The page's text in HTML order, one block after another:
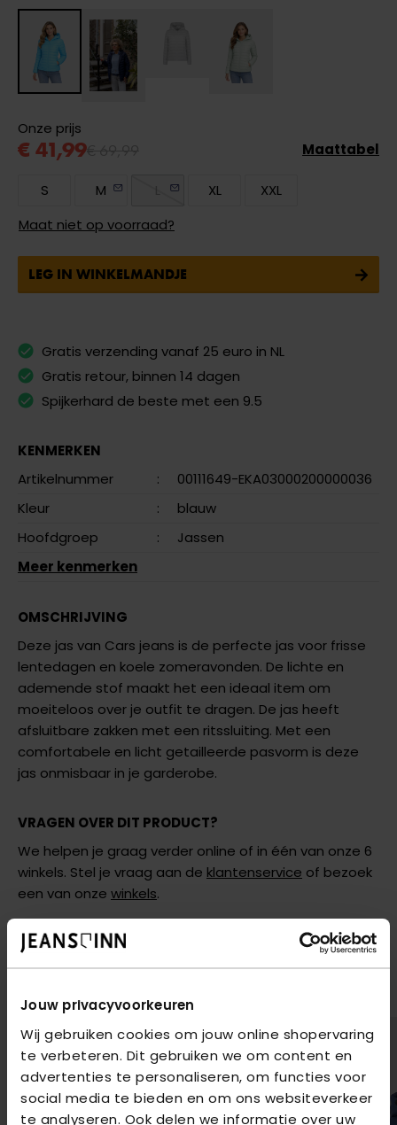
Jouw privacyvoorkeuren
Wij gebruiken cookies om jouw online shopervaring
te verbeteren. Dit gebruiken we om content en
advertenties te personaliseren, om functies voor
social media te bieden en om ons websiteverkeer
te analyseren. Ook delen we informatie over uw
Onze prijs
€ 41,99
S M XL
XXL
Maat niet op voorraad?
Maattabel
LEG IN WINKELMANDJE
Gratis verzending vanaf 25 euro in NL
Gratis retour, binnen 14 dagen
Spijkerhard de beste met een 9.5
KENMERKEN
Artikelnummer
:
00111649-EKA03000200000036
Kleur
:
blauw
Hoofdgroep
:
Jassen
Meer kenmerken
OMSCHRIJVING
Deze jas van Cars jeans is de perfecte jas voor frisse
lentedagen en koele zomeravonden. De lichte en
ademende stof maakt het een ideaal item om
moeiteloos over je outfit te dragen. De jas heeft
afsluitbare zakken met een ritssluiting. Met een
comfortabele en licht getailleerde pasvorm is deze
jas onmisbaar in je garderobe.
VRAGEN OVER DIT PRODUCT?
We helpen je graag verder online of in één van onze 6
winkels. Stel je vraag aan de klantenservice of bezoek
een van onze winkels.
AANBEVOLEN VOOR JOU